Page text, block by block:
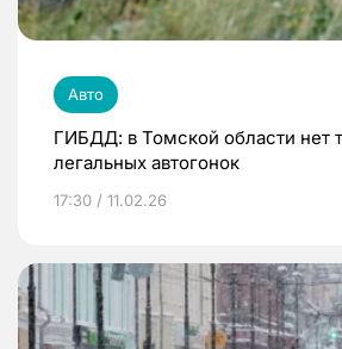
Авто
ГИБДД: в Томской области нет
легальных автогонок
17:30 / 11.02.26